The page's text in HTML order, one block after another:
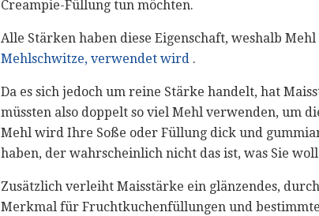
Creampie-Füllung tun möchten.
Alle Stärken haben diese Eigenschaft, weshalb
Mehlschwitze, verwendet wird .
Da es sich jedoch um reine Stärke handelt, hat
müssten also doppelt so viel Mehl verwenden, um
Mehl wird Ihre Soße oder Füllung dick und
haben, der wahrscheinlich nicht das ist, was Sie
Zusätzlich verleiht Maisstärke ein glänzendes,
Merkmal für Fruchtkuchenfüllungen und